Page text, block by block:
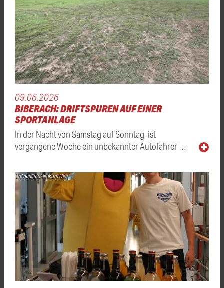
09.06.2026
BIBERACH: DRIFTSPUREN AUF EINER
SPORTANLAGE
In der Nacht von Samstag auf Sonntag, ist
vergangene Woche ein unbekannter Autofahrer …
Universitätsklinikum Ulm